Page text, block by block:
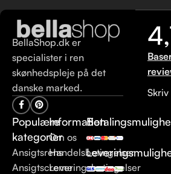
BellaShop.dk er
specialister i ren
skønhedspleje på det
danske marked.
Populære
kategorier
Ansigtsrens
Ansigtscreme
Information
Om os
Handelsbetingelser
Leveringsbetingelser